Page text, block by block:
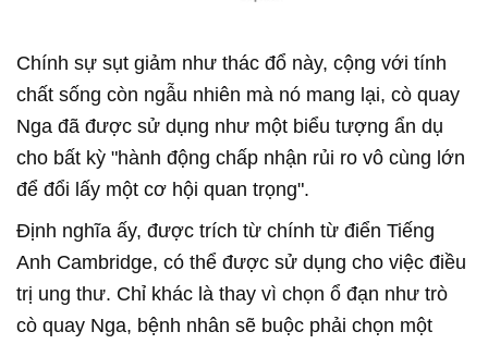
Chính sự sụt giảm như thác đổ này, cộng với tính
chất sống còn ngẫu nhiên mà nó mang lại, cò quay
Nga đã được sử dụng như một biểu tượng ẩn dụ
cho bất kỳ "hành động chấp nhận rủi ro vô cùng lớn
để đổi lấy một cơ hội quan trọng".
Định nghĩa ấy, được trích từ chính từ điển Tiếng
Anh Cambridge, có thể được sử dụng cho việc điều
trị ung thư. Chỉ khác là thay vì chọn ổ đạn như trò
cò quay Nga, bệnh nhân sẽ buộc phải chọn một